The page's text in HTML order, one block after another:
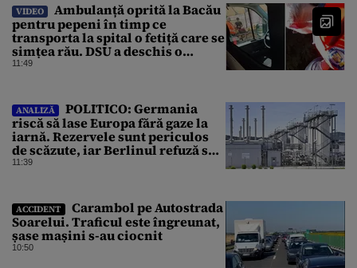
VIDEO
Ambulanță oprită la Bacău
pentru pepeni în timp ce
transporta la spital o fetiță care se
simțea rău. DSU a deschis o
anchetă
11:49
ANALIZĂ
POLITICO: Germania
riscă să lase Europa fără gaze la
iarnă. Rezervele sunt periculos
de scăzute, iar Berlinul refuză să
intervină
11:39
ACCIDENT
Carambol pe Autostrada
Soarelui. Traficul este îngreunat,
șase mașini s-au ciocnit
10:50